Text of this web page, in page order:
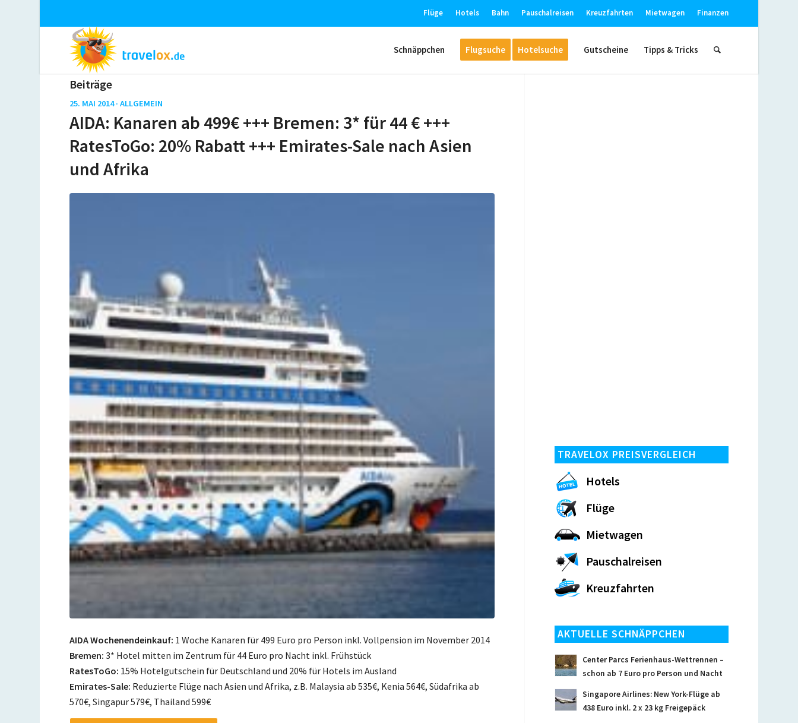
Flüge Hotels Bahn Pauschalreisen Kreuzfahrten Mietwagen Finanzen
Schnäppchen Flugsuche Hotelsuche Gutscheine Tipps & Tricks
Beiträge
25. MAI 2014 ·ALLGEMEIN
AIDA: Kanaren ab 499€ +++ Bremen: 3* für 44 € +++
RatesToGo: 20% Rabatt +++ Emirates-Sale nach Asien
und Afrika
AIDA Wochenendeinkauf: 1 Woche Kanaren für 499 Euro pro Person inkl. Vollpension im November 2014
Bremen: 3* Hotel mitten im Zentrum für 44 Euro pro Nacht inkl. Frühstück
RatesToGo: 15% Hotelgutschein für Deutschland und 20% für Hotels im Ausland
Emirates-Sale: Reduzierte Flüge nach Asien und Afrika, z.B. Malaysia ab 535€, Kenia 564€, Südafrika ab
570€, Singapur 579€, Thailand 599€
TRAVELOX PREISVERGLEICH
Hotels
Flüge
Mietwagen
Pauschalreisen
Kreuzfahrten
AKTUELLE SCHNÄPPCHEN
Center Parcs Ferienhaus-Wettrennen –
schon ab 7 Euro pro Person und Nacht
Singapore Airlines: New York-Flüge ab
438 Euro inkl. 2 x 23 kg Freigepäck